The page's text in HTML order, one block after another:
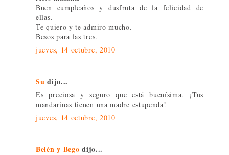
Buen cumpleaños y dusfruta de la felicidad de
ellas.
Te quiero y te admiro mucho.
Besos para las tres.
jueves, 14 octubre, 2010
Su dijo...
Es preciosa y seguro que está buenísima. ¡Tus
mandarinas tienen una madre estupenda!
jueves, 14 octubre, 2010
Belén y Bego dijo...